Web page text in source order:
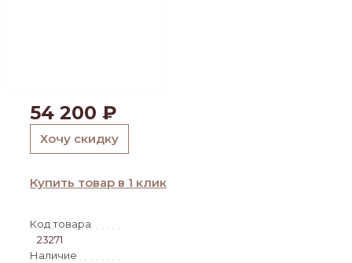
54 200 ₽
Хочу скидку
Купить товар в 1 клик
Код товара
23271
Наличие